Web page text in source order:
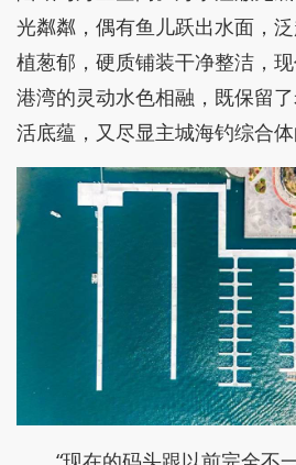
曾经是船只杂乱、环境陈旧的
治升级，这里彻底实现“颜值”与
放眼望去，深邃的港池碧
直延伸至海域深处，162个海钓
形支桥错落有致，总长超1000
陆域与海上空间。海水澄澈见
光粼粼，偶有鱼儿跃出水面，
植葱郁，硬质铺装干净整洁，
港湾的灵动水色相融，既保留
活底蕴，又尽显主城海钓综合